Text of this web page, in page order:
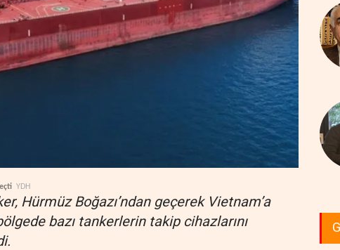
YDH
Hürmüz Boğazı’ndan geçerek Vietnam’a
bazı tankerlerin takip cihazlarını